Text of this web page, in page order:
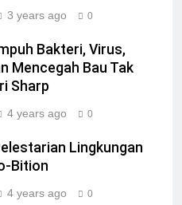
3 years ago 0
Bakteri, Virus,
Mencegah Bau Tak
Sharp
4 years ago 0
Lingkungan
Bition
4 years ago 0